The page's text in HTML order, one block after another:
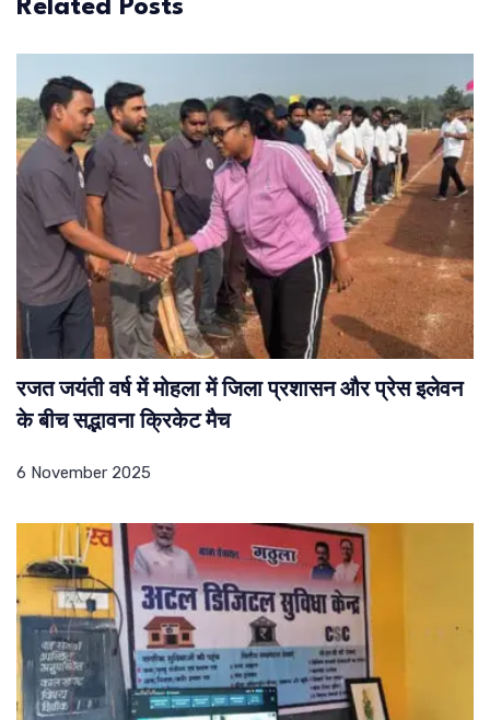
Related Posts
रजत जयंती वर्ष में मोहला में जिला प्रशासन और प्रेस इलेवन
के बीच सद्भावना क्रिकेट मैच
6 November 2025